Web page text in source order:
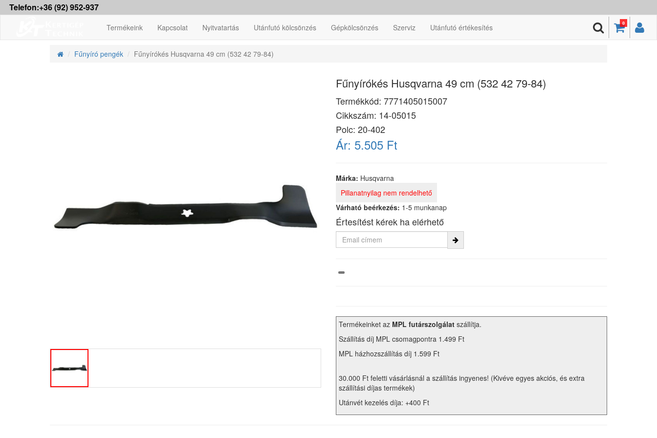
Telefon:+36 (92) 952-937
0
Termékeink Kapcsolat Nyitvatartás Utánfutó kölcsönzés Gépkölcsönzés Szerviz Utánfutó értékesítés
Fűnyíró pengék Fűnyírókés Husqvarna 49 cm (532 42 79-84)
Fűnyírókés Husqvarna 49 cm (532 42 79-84)
Termékkód: 7771405015007
Cikkszám: 14-05015
Polc: 20-402
Ár: 5.505 Ft
Márka: Husqvarna
Pillanatnyilag nem rendelhető
Várható beérkezés: 1-5 munkanap
Értesítést kérek ha elérhető
Termékeinket az MPL futárszolgálat szállítja.
Szállítás díj MPL csomagpontra 1.499 Ft
MPL házhozszállítás díj 1.599 Ft
30.000 Ft feletti vásárlásnál a szállítás ingyenes! (Kivéve egyes akciós, és extra
szállítási díjas termékek)
Utánvét kezelés díja: +400 Ft